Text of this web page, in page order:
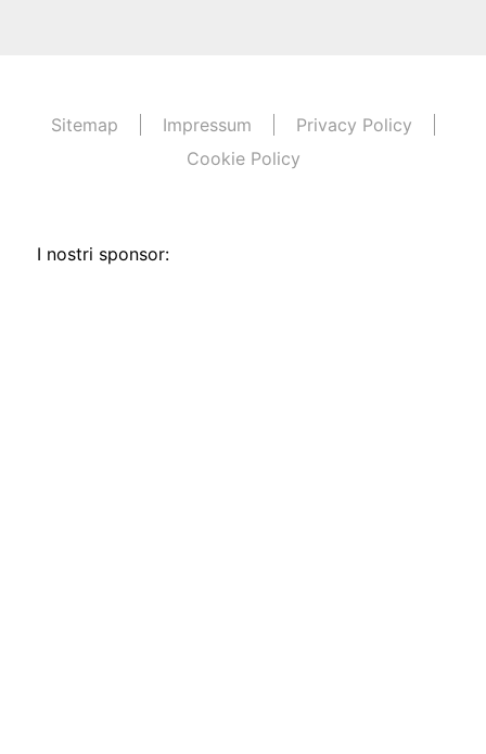
Sitemap Impressum
Privacy Policy
Cookie Policy
I nostri sponsor: